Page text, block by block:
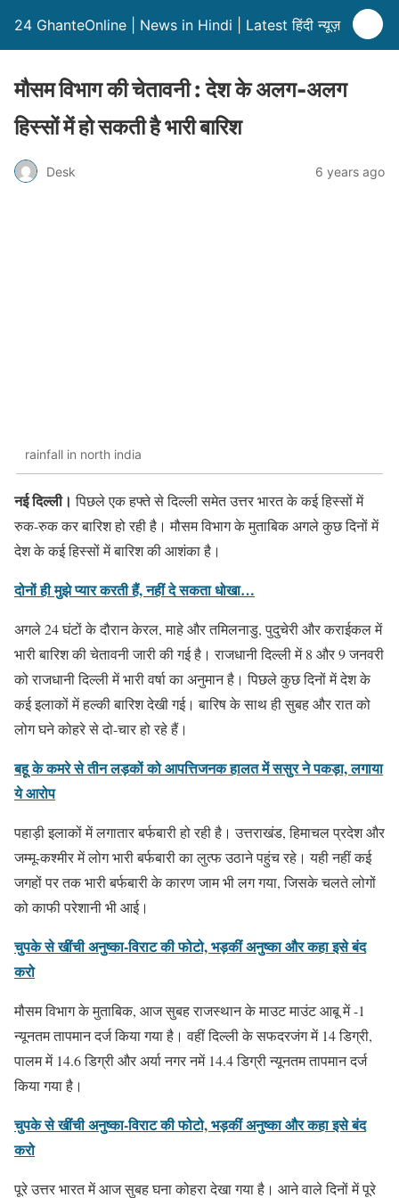
24 GhanteOnline | News in Hindi | Latest हिंदी न्यूज़
मौसम विभाग की चेतावनी : देश के अलग-अलग
हिस्सों में हो सकती है भारी बारिश
Desk 6 years ago
rainfall in north india
नई दिल्ली। पिछले एक हफ्ते से दिल्ली समेत उत्तर भारत के कई हिस्सों में
रुक-रुक कर बारिश हो रही है। मौसम विभाग के मुताबिक अगले कुछ दिनों में
देश के कई हिस्सों में बारिश की आशंका है।
दोनों ही मुझे प्यार करती हैं, नहीं दे सकता धोखा…
अगले 24 घंटों के दौरान केरल, माहे और तमिलनाडु, पुदुचेरी और कराईकल में
भारी बारिश की चेतावनी जारी की गई है। राजधानी दिल्ली में 8 और 9 जनवरी
को राजधानी दिल्ली में भारी वर्षा का अनुमान है। पिछले कुछ दिनों में देश के
कई इलाकों में हल्की बारिश देखी गई। बारिष के साथ ही सुबह और रात को
लोग घने कोहरे से दो-चार हो रहे हैं।
बहू के कमरे से तीन लड़कों को आपत्तिजनक हालत में ससुर ने पकड़ा, लगाया
ये आरोप
पहाड़ी इलाकों में लगातार बर्फबारी हो रही है। उत्तराखंड, हिमाचल प्रदेश और
जम्मू-कश्मीर में लोग भारी बर्फबारी का लुत्फ उठाने पहुंच रहे। यही नहीं कई
जगहों पर तक भारी बर्फबारी के कारण जाम भी लग गया, जिसके चलते लोगों
को काफी परेशानी भी आई।
चुपके से खींची अनुष्का-विराट की फोटो, भड़कीं अनुष्का और कहा इसे बंद
करो
मौसम विभाग के मुताबिक, आज सुबह राजस्थान के माउट माउंट आबू में -1
न्यूनतम तापमान दर्ज किया गया है। वहीं दिल्ली के सफदरजंग में 14 डिग्री,
पालम में 14.6 डिग्री और अर्या नगर नमें 14.4 डिग्री न्यूनतम तापमान दर्ज
किया गया है।
चुपके से खींची अनुष्का-विराट की फोटो, भड़कीं अनुष्का और कहा इसे बंद
करो
पूरे उत्तर भारत में आज सुबह घना कोहरा देखा गया है। आने वाले दिनों में पूरे